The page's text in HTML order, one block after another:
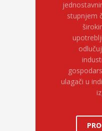
stupnjem
ulagači u